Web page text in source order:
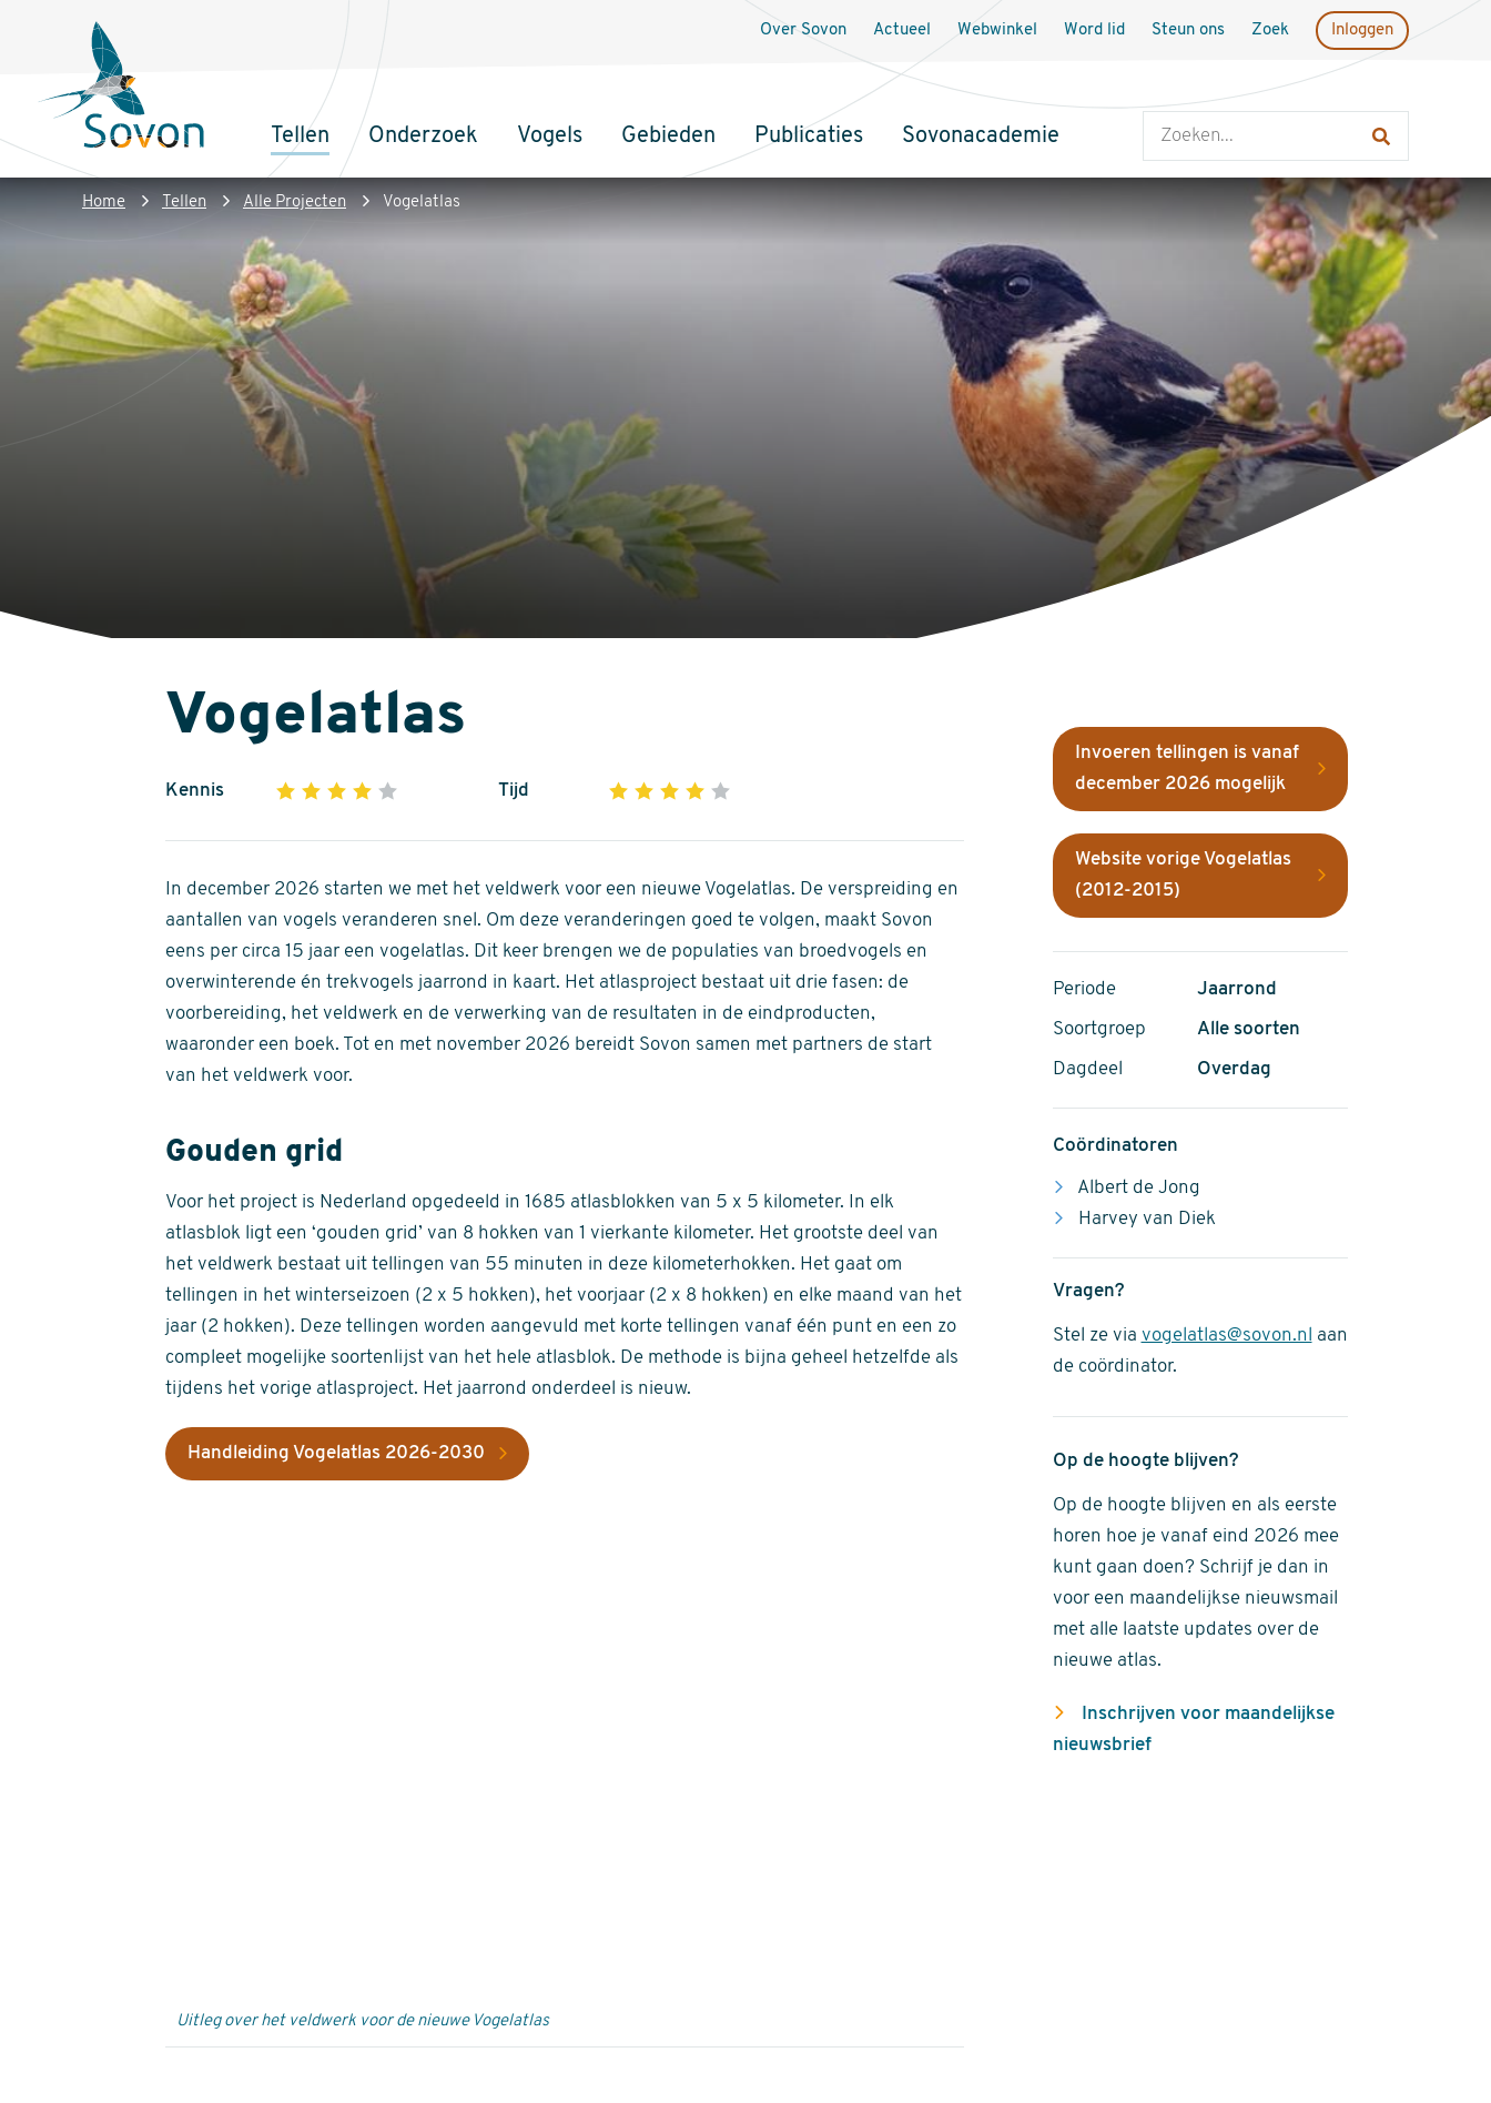
inhoud
Sovon
Homepage
Hoofdnavigatie
Tellen Onderzoek Vogels Gebieden Publicaties Sovonacademie
Over Sovon Actueel Webwinkel Word lid Steun ons Zoek Inloggen
Kruimelpad
Home Tellen Alle Projecten Vogelatlas
Vogelatlas
Kennis 1 2 3 4
of
5
stars
Tijd 1 2 3 4
of
5
stars
In december 2026 starten we met het veldwerk voor een nieuwe Vogelatlas. De verspreiding en
aantallen van vogels veranderen snel. Om deze veranderingen goed te volgen, maakt Sovon
eens per circa 15 jaar een vogelatlas. Dit keer brengen we de populaties van broedvogels en
overwinterende én trekvogels jaarrond in kaart. Het atlasproject bestaat uit drie fasen: de
voorbereiding, het veldwerk en de verwerking van de resultaten in de eindproducten,
waaronder een boek. Tot en met november 2026 bereidt Sovon samen met partners de start
van het veldwerk voor.
Gouden grid
Voor het project is Nederland opgedeeld in 1685 atlasblokken van 5 x 5 kilometer. In elk
atlasblok ligt een ‘gouden grid’ van 8 hokken van 1 vierkante kilometer. Het grootste deel van
het veldwerk bestaat uit tellingen van 55 minuten in deze kilometerhokken. Het gaat om
tellingen in het winterseizoen (2 x 5 hokken), het voorjaar (2 x 8 hokken) en elke maand van het
jaar (2 hokken). Deze tellingen worden aangevuld met korte tellingen vanaf één punt en een zo
compleet mogelijke soortenlijst van het hele atlasblok. De methode is bijna geheel hetzelfde als
tijdens het vorige atlasproject. Het jaarrond onderdeel is nieuw.
Handleiding Vogelatlas 2026-2030
Uitleg over het veldwerk voor de nieuwe Vogelatlas
Invoeren tellingen is vanaf
december 2026 mogelijk
Website vorige Vogelatlas
(2012-2015)
Periode Jaarrond
Soortgroep Alle soorten
Dagdeel Overdag
Coördinatoren
Albert de Jong
Harvey van Diek
Vragen?
Stel ze via vogelatlas@sovon.nl
aan
de coördinator.
Op de hoogte blijven?
Op de hoogte blijven en als eerste
horen hoe je vanaf eind 2026 mee
kunt gaan doen? Schrijf je dan in
voor een maandelijkse nieuwsmail
met alle laatste updates over de
nieuwe atlas.
Inschrijven voor maandelijkse
nieuwsbrief